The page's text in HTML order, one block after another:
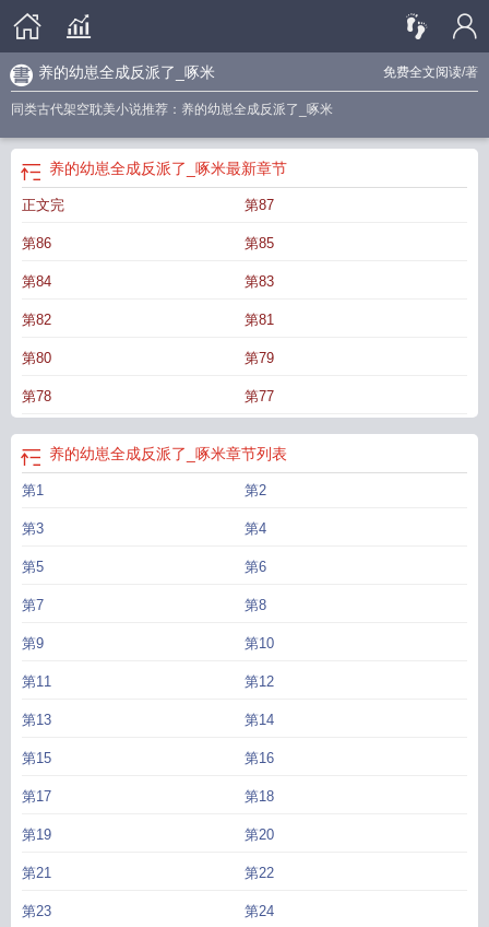
免费全文阅读/著
养的幼崽全成反派了_啄米
同类古代架空耽美小说推荐：养的幼崽全成反派了_啄米
养的幼崽全成反派了_啄米最新章节
正文完 第87
第86 第85
第84 第83
第82 第81
第80 第79
第78 第77
养的幼崽全成反派了_啄米章节列表
第1 第2
第3 第4
第5 第6
第7 第8
第9 第10
第11 第12
第13 第14
第15 第16
第17 第18
第19 第20
第21 第22
第23 第24